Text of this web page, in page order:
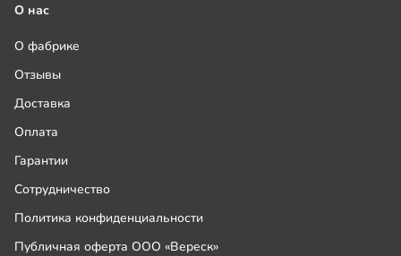
О нас
О фабрике
Отзывы
Доставка
Оплата
Гарантии
Сотрудничество
Политика конфиденциальности
Публичная оферта ООО «Вереск»